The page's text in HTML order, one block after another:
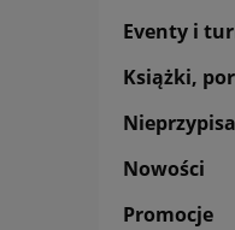
Eventy i
Książki,
Nowości
Promocje